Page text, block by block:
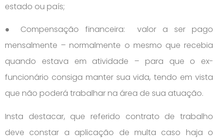
estado ou país;
● Compensação financeira: valor a ser pago
mensalmente – normalmente o mesmo que recebia
quando estava em atividade – para que o ex-
funcionário consiga manter sua vida, tendo em vista
que não poderá trabalhar na área de sua atuação.
Insta destacar, que referido contrato de trabalho
deve constar a aplicação de multa caso haja o